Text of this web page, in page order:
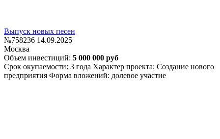
Выпуск новых песен
№758236 14.09.2025
Москва
Объем инвестиций: 5 000 000 руб
Срок окупаемости: 3 года Характер проекта: Создание нового
предприятия Форма вложений: долевое участие